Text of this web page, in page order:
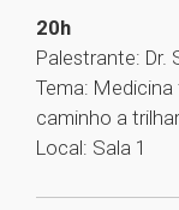
20h
Palestrante: Dr.
Tema:
caminho a
Local: Sala 1